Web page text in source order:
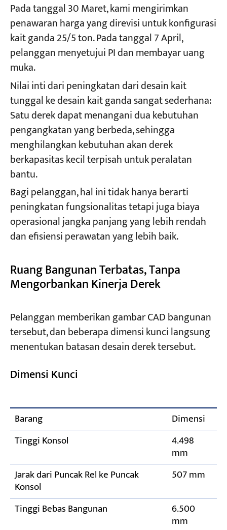
Pada tanggal 30 Maret, kami mengirimkan
penawaran harga yang direvisi untuk konfigurasi
kait ganda 25/5 ton. Pada tanggal 7 April,
pelanggan menyetujui PI dan membayar uang
muka.
Nilai inti dari peningkatan dari desain kait
tunggal ke desain kait ganda sangat sederhana:
Satu derek dapat menangani dua kebutuhan
pengangkatan yang berbeda, sehingga
menghilangkan kebutuhan akan derek
berkapasitas kecil terpisah untuk peralatan
bantu.
Bagi pelanggan, hal ini tidak hanya berarti
peningkatan fungsionalitas tetapi juga biaya
operasional jangka panjang yang lebih rendah
dan efisiensi perawatan yang lebih baik.
Ruang Bangunan Terbatas, Tanpa
Mengorbankan Kinerja Derek
Pelanggan memberikan gambar CAD bangunan
tersebut, dan beberapa dimensi kunci langsung
menentukan batasan desain derek tersebut.
Dimensi Kunci
Barang
Dimensi
Tinggi Konsol
4.498
mm
Jarak dari Puncak Rel ke Puncak
Konsol
507 mm
Tinggi Bebas Bangunan 6.500
mm